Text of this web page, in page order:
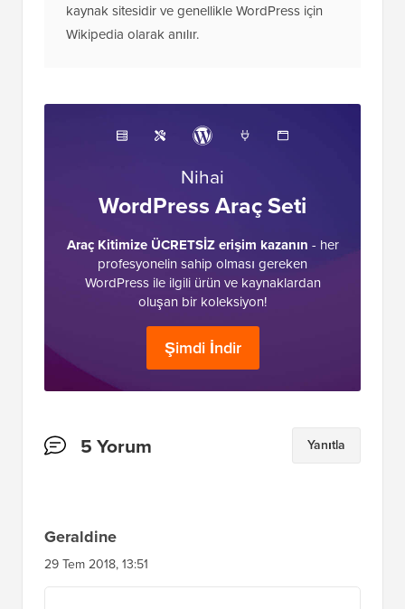
kaynak sitesidir ve genellikle WordPress için
Wikipedia olarak anılır.
Nihai
WordPress Araç Seti
Araç Kitimize ÜCRETSİZ erişim kazanın - her
profesyonelin sahip olması gereken
WordPress ile ilgili ürün ve kaynaklardan
oluşan bir koleksiyon!
Şimdi İndir
Okuyucu
5 Yorum Yanıtla
Geraldine
29 Tem 2018, 13:51